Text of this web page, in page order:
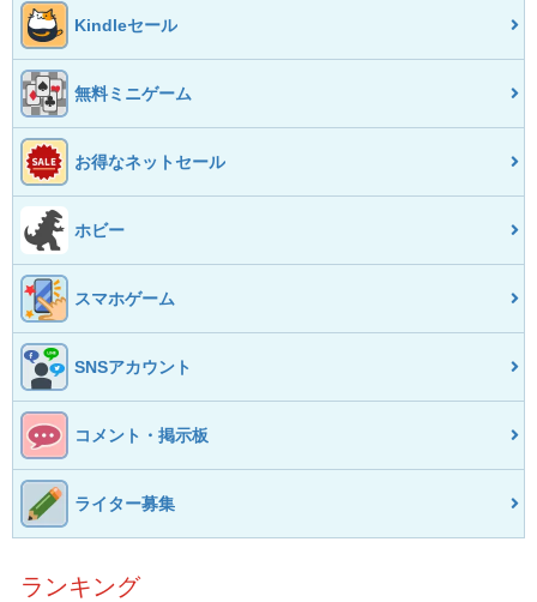
Kindleセール
無料ミニゲーム
お得なネットセール
ホビー
スマホゲーム
SNSアカウント
コメント・掲示板
ライター募集
ランキング